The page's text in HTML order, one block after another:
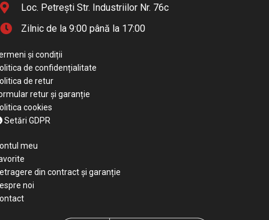
Loc. Petrești Str. Industriilor Nr. 76c
Zilnic de la 9:00 până la 17:00
și condiții
de confidențialitate
de retur
retur și garanție
cookies
Setări GDPR
meu
din contract și garanție
noi